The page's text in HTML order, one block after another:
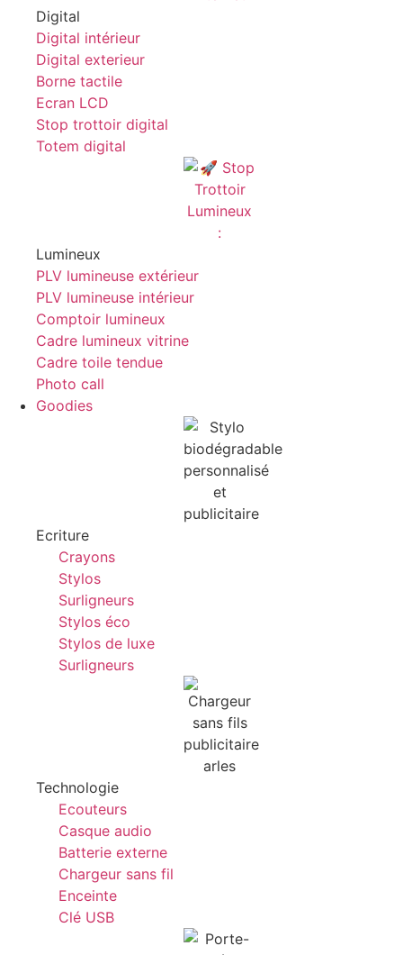
Digital
Digital intérieur
Digital exterieur
Borne tactile
Ecran LCD
Stop trottoir digital
Totem digital
Lumineux
PLV lumineuse extérieur
PLV lumineuse intérieur
Comptoir lumineux
Cadre lumineux vitrine
Cadre toile tendue
Photo call
Goodies
Ecriture
Crayons
Stylos
Surligneurs
Stylos éco
Stylos de luxe
Surligneurs
Technologie
Ecouteurs
Casque audio
Batterie externe
Chargeur sans fil
Enceinte
Clé USB